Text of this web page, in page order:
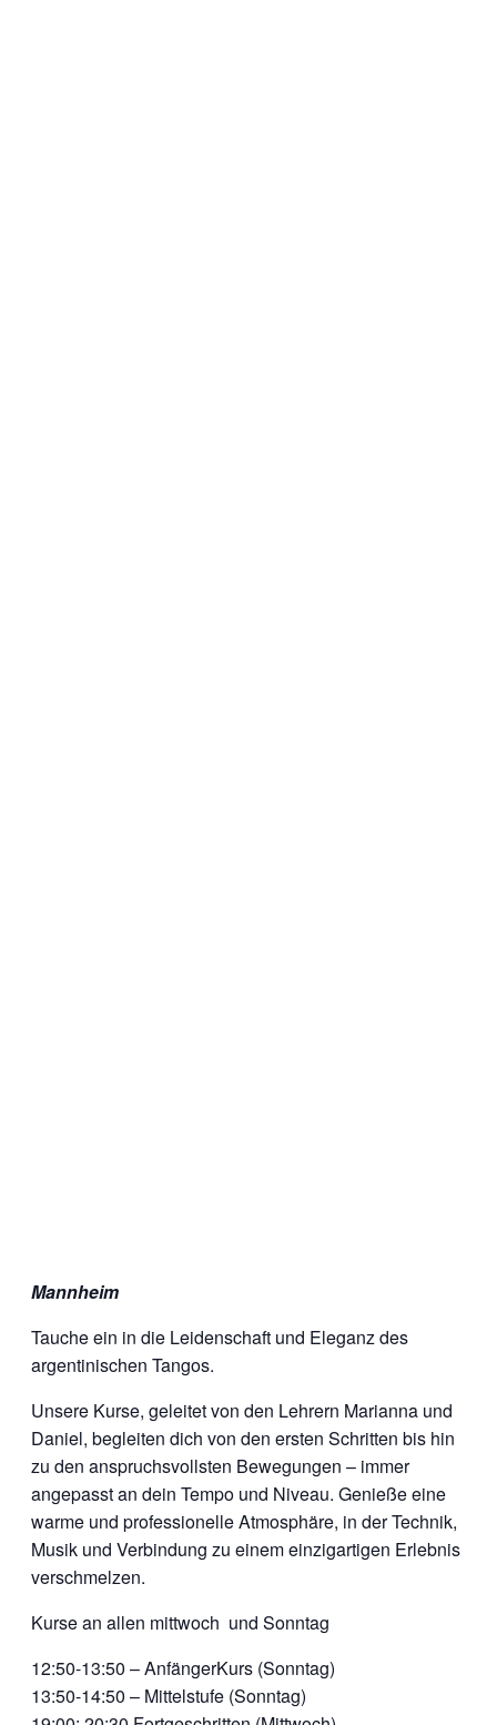
Mannheim
Tauche ein in die Leidenschaft und Eleganz des
argentinischen Tangos.
Unsere Kurse, geleitet von den Lehrern Marianna und
Daniel, begleiten dich von den ersten Schritten bis hin
zu den anspruchsvollsten Bewegungen – immer
angepasst an dein Tempo und Niveau. Genieße eine
warme und professionelle Atmosphäre, in der Technik,
Musik und Verbindung zu einem einzigartigen Erlebnis
verschmelzen.
Kurse an allen mittwoch und Sonntag
12:50-13:50 – AnfängerKurs (Sonntag)
13:50-14:50 – Mittelstufe (Sonntag)